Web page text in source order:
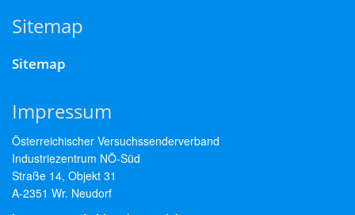
Sitemap
Sitemap
Impressum
Österreichischer Versuchssenderverband
Industriezentrum NÖ-Süd
Straße 14, Objekt 31
A-2351 Wr. Neudorf